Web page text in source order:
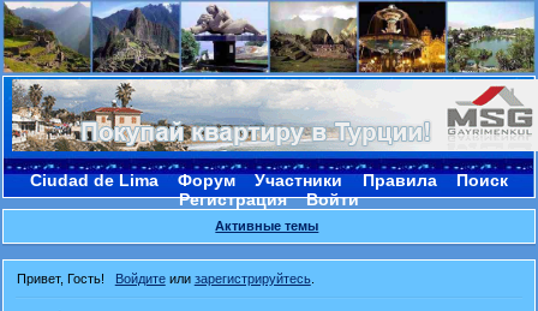
Ciudad de Lima Форум Участники Правила
Поиск
Регистрация
Войти
Активные темы
Привет, Гость! Войдитеили зарегистрируйтесь.